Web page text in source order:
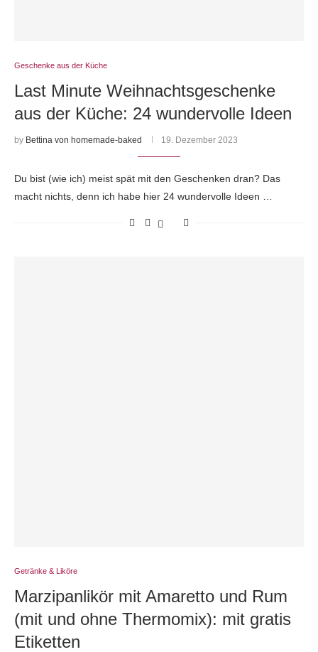
Geschenke aus der Küche
Last Minute Weihnachtsgeschenke
aus der Küche: 24 wundervolle Ideen
by Bettina von homemade-baked 19. Dezember 2023
Du bist (wie ich) meist spät mit den Geschenken dran? Das
macht nichts, denn ich habe hier 24 wundervolle Ideen …
Getränke & Liköre
Marzipanlikör mit Amaretto und Rum
(mit und ohne Thermomix): mit gratis
Etiketten